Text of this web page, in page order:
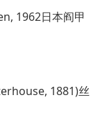
1962日本阎甲
1881)丝